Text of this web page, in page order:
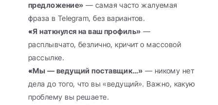
предложение» — самая часто жалуемая
фраза в Telegram, без вариантов.
«Я наткнулся на ваш профиль» —
расплывчато, безлично, кричит о массовой
рассылке.
«Мы — ведущий поставщик…» — никому нет
дела до того, что вы «ведущий». Важно, какую
проблему вы решаете.